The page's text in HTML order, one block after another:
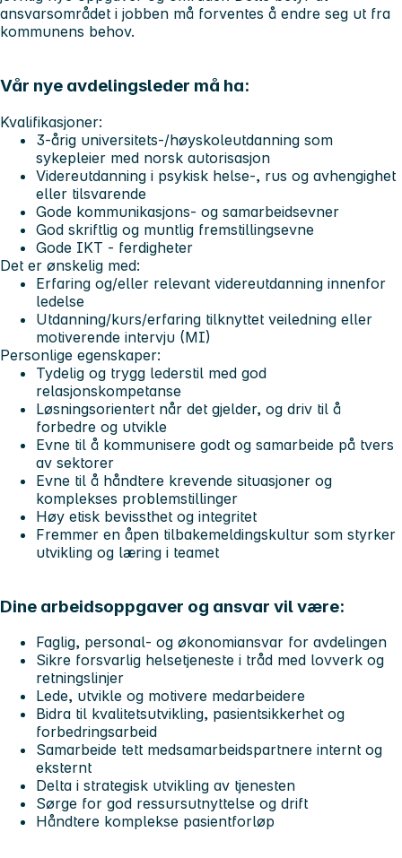
ansvarsområdet i jobben må forventes å endre seg ut fra
kommunens behov.
Vår nye avdelingsleder må ha:
Kvalifikasjoner:
3-årig universitets-/høyskoleutdanning som
sykepleier med norsk autorisasjon
Videreutdanning i psykisk helse-, rus og avhengighet
eller tilsvarende
Gode kommunikasjons- og samarbeidsevner
God skriftlig og muntlig fremstillingsevne
Gode IKT - ferdigheter
Det er ønskelig med:
Erfaring og/eller relevant videreutdanning innenfor
ledelse
Utdanning/kurs/erfaring tilknyttet veiledning eller
motiverende intervju (MI)
Personlige egenskaper:
Tydelig og trygg lederstil med god
relasjonskompetanse
Løsningsorientert når det gjelder, og driv til å
forbedre og utvikle
Evne til å kommunisere godt og samarbeide på tvers
av sektorer
Evne til å håndtere krevende situasjoner og
komplekses problemstillinger
Høy etisk bevissthet og integritet
Fremmer en åpen tilbakemeldingskultur som styrker
utvikling og læring i teamet
Dine arbeidsoppgaver og ansvar vil være:
Faglig, personal- og økonomiansvar for avdelingen
Sikre forsvarlig helsetjeneste i tråd med lovverk og
retningslinjer
Lede, utvikle og motivere medarbeidere
Bidra til kvalitetsutvikling, pasientsikkerhet og
forbedringsarbeid
Samarbeide tett medsamarbeidspartnere internt og
eksternt
Delta i strategisk utvikling av tjenesten
Sørge for god ressursutnyttelse og drift
Håndtere komplekse pasientforløp